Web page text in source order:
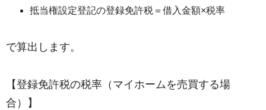
抵当権設定登記の登録免許税＝借入金額×税率
で算出します。
【登録免許税の税率（マイホームを売買する場
合）】